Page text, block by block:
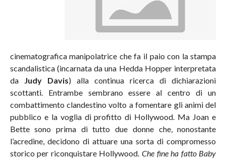
cinematografica manipolatrice che fa il paio con la stampa
scandalistica (incarnata da una Hedda Hopper interpretata
da Judy Davis) alla continua ricerca di dichiarazioni
scottanti. Entrambe sembrano essere al centro di un
combattimento clandestino volto a fomentare gli animi del
pubblico e la voglia di profitto di Hollywood. Ma Joan e
Bette sono prima di tutto due donne che, nonostante
l’acredine, decidono di attuare una sorta di compromesso
storico per riconquistare Hollywood. Che fine ha fatto Baby